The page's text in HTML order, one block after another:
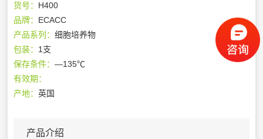
货号： H400
品牌： ECACC
产品系列：细胞培养物
包装： 1支
保存条件：—135℃
有效期：
产地：英国
产品介绍